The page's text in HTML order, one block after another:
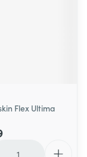
Flex Ultima